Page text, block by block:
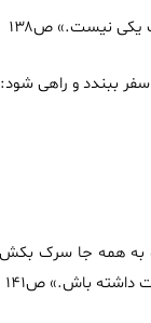
نیست.» ص۱۳۸
سفر ببندد و راهی شود:
به همه جا سرک
باش.» ص۱۴۱